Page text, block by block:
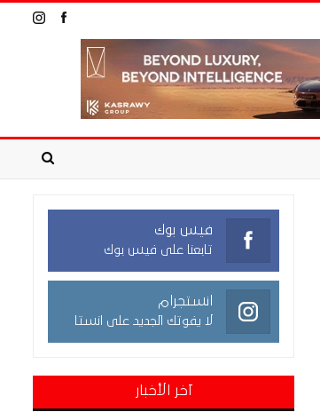
فيس بوك
تابعنا على فيس بوك
انستجرام
لا يفوتك الجديد على انستا
آخر الأخبار